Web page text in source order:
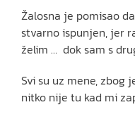
Žalosna je pomisao
stvarno ispunjen, jer
želim … dok sam s
Svi su uz mene, zbog
nitko nije tu kad mi